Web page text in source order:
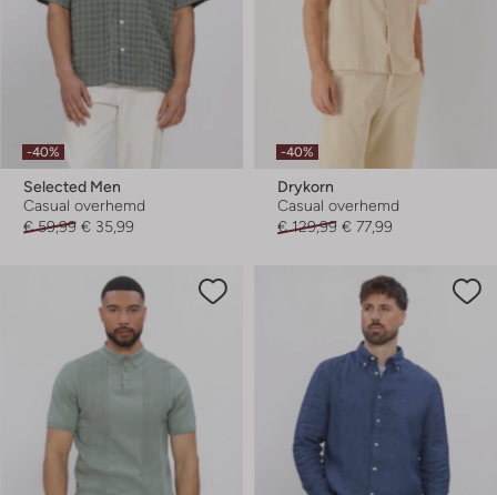
-40%
Selected Men
Casual overhemd
€ 59,99 € 35,99
-40%
Drykorn
Casual overhemd
€ 129,99 € 77,99